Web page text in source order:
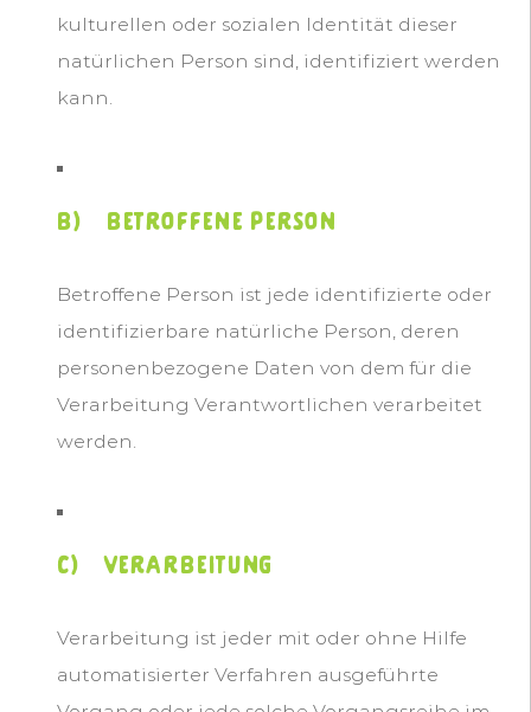
kulturellen oder sozialen Identität dieser
natürlichen Person sind, identifiziert werden
kann.
b) betroffene Person
Betroffene Person ist jede identifizierte oder
identifizierbare natürliche Person, deren
personenbezogene Daten von dem für die
Verarbeitung Verantwortlichen verarbeitet
werden.
c) Verarbeitung
Verarbeitung ist jeder mit oder ohne Hilfe
automatisierter Verfahren ausgeführte